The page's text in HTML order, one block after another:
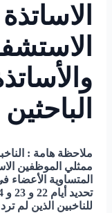
ملاحظة هامة :
ممثلي الموظفين
المتساوية الأعضاء
للناخبين الذين لم